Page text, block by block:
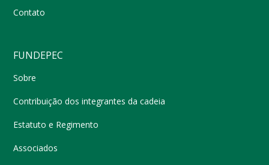
Contato
FUNDEPEC
Sobre
Contribuição dos integrantes da cadeia
Estatuto e Regimento
Associados